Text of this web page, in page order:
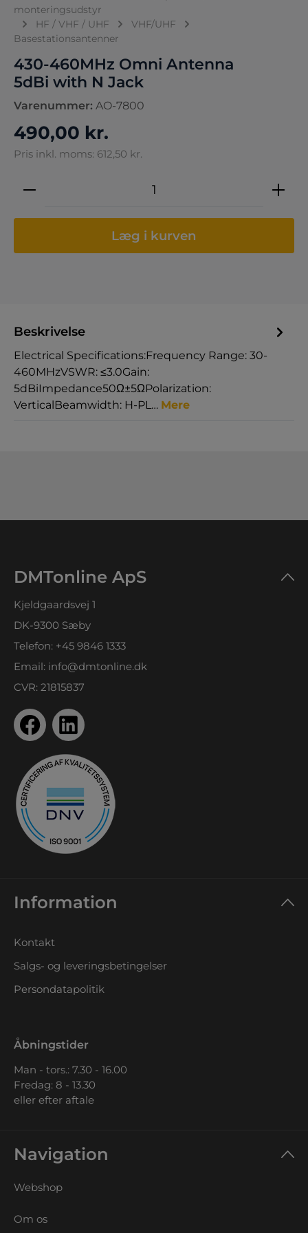
monteringsudstyr
HF / VHF / UHF
VHF/UHF
Basestationsantenner
Varenummer: AO-7800
430-460MHz Omni Antenna
5dBi with N Jack
490,00 kr.
Pris inkl. moms: 612,50 kr.
Produktmængde: Indtast den
Læg i kurven
Beskrivelse
Electrical Specifications:Frequency Range: 30-
460MHzVSWR: ≤3.0Gain:
5dBiImpedance50Ω±5ΩPolarization:
VerticalBeamwidth: H-PL… Mere
DMTonline ApS
Kjeldgaardsvej 1
DK-9300 Sæby
Telefon: +45 9846 1333
Email: info@dmtonline.dk
CVR: 21815837
Information
Kontakt
Salgs- og leveringsbetingelser
Persondatapolitik
Åbningstider
Man - tors.: 7.30 - 16.00
Fredag: 8 - 13.30
eller efter aftale
Navigation
Webshop
Om os